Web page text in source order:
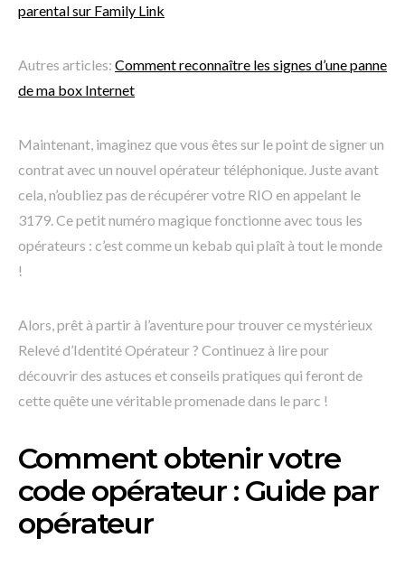
parental sur Family Link
Autres articles: Comment reconnaître les signes d’une panne
de ma box Internet
Maintenant, imaginez que vous êtes sur le point de signer un
contrat avec un nouvel opérateur téléphonique. Juste avant
cela, n’oubliez pas de récupérer votre RIO en appelant le
3179. Ce petit numéro magique fonctionne avec tous les
opérateurs : c’est comme un kebab qui plaît à tout le monde
!
Alors, prêt à partir à l’aventure pour trouver ce mystérieux
Relevé d’Identité Opérateur ? Continuez à lire pour
découvrir des astuces et conseils pratiques qui feront de
cette quête une véritable promenade dans le parc !
Comment obtenir votre
code opérateur : Guide par
opérateur